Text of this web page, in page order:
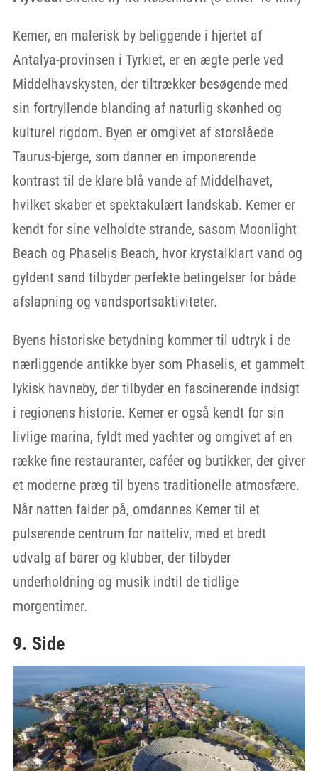
Kemer, en malerisk by beliggende i hjertet af
Antalya-provinsen i Tyrkiet, er en ægte perle ved
Middelhavskysten, der tiltrækker besøgende med
sin fortryllende blanding af naturlig skønhed og
kulturel rigdom. Byen er omgivet af storslåede
Taurus-bjerge, som danner en imponerende
kontrast til de klare blå vande af Middelhavet,
hvilket skaber et spektakulært landskab. Kemer er
kendt for sine velholdte strande, såsom Moonlight
Beach og Phaselis Beach, hvor krystalklart vand og
gyldent sand tilbyder perfekte betingelser for både
afslapning og vandsportsaktiviteter.
Byens historiske betydning kommer til udtryk i de
nærliggende antikke byer som Phaselis, et gammelt
lykisk havneby, der tilbyder en fascinerende indsigt
i regionens historie. Kemer er også kendt for sin
livlige marina, fyldt med yachter og omgivet af en
række fine restauranter, caféer og butikker, der giver
et moderne præg til byens traditionelle atmosfære.
Når natten falder på, omdannes Kemer til et
pulserende centrum for natteliv, med et bredt
udvalg af barer og klubber, der tilbyder
underholdning og musik indtil de tidlige
morgentimer.
9. Side